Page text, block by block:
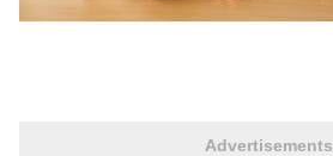
Advertisements